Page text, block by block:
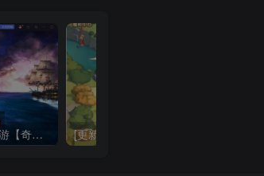
[7-22更新]魔幻冒险手游【奇迹Mu勇者大陆修复版】云搭建控制台+Linux一键全自动搭建脚本+安卓苹果双端+CDK授权后台